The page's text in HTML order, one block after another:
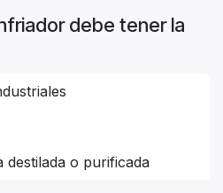
debe tener la
destilada o purificada